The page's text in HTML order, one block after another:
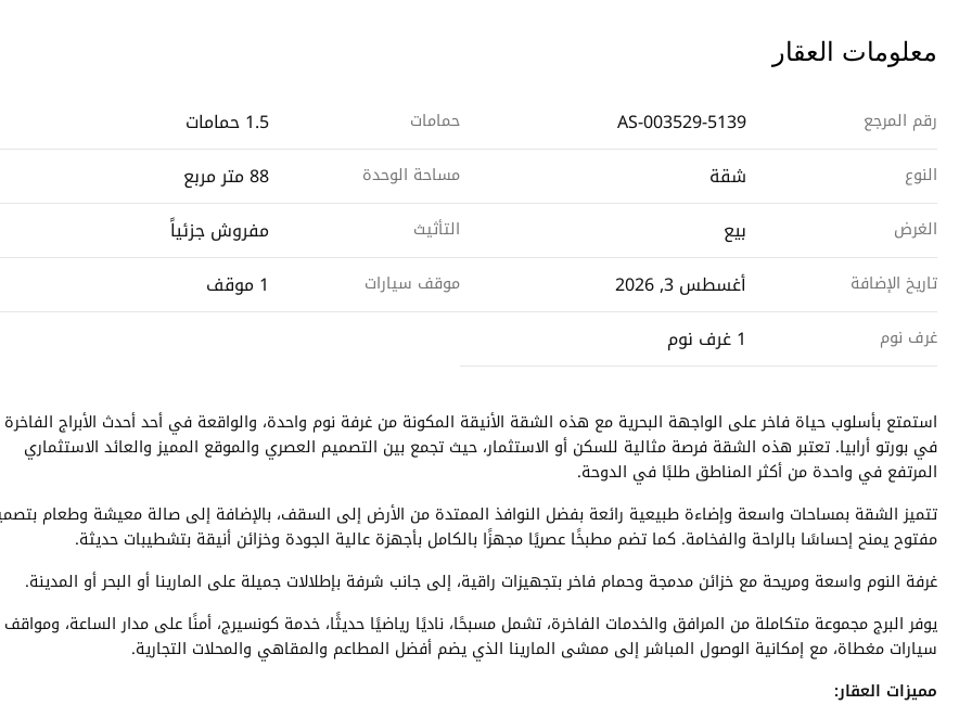
معلومات العقار
رقم المرجع AS-003529-5139
النوع شقة
الغرض بيع
تاريخ الإضافة أغسطس 3, 2026
غرف نوم 1 غرف نوم
حمامات 1.5 حمامات
مساحة الوحدة 88 متر مربع
التأثيث مفروش جزئياً
موقف سيارات 1 موقف
استمتع بأسلوب حياة فاخر على الواجهة البحرية مع هذه الشقة الأنيقة المكونة من غرفة نوم واحدة، والواقعة في أحد أحدث الأبراج الفاخرة
في بورتو أرابيا. تعتبر هذه الشقة فرصة مثالية للسكن أو الاستثمار، حيث تجمع بين التصميم العصري والموقع المميز والعائد الاستثماري
المرتفع في واحدة من أكثر المناطق طلبًا في الدوحة.
تتميز الشقة بمساحات واسعة وإضاءة طبيعية رائعة بفضل النوافذ الممتدة من الأرض إلى السقف، بالإضافة إلى صالة معيشة وطعام
مفتوح يمنح إحساسًا بالراحة والفخامة. كما تضم مطبخًا عصريًا مجهزًا بالكامل بأجهزة عالية الجودة وخزائن أنيقة بتشطيبات حديثة.
غرفة النوم واسعة ومريحة مع خزائن مدمجة وحمام فاخر بتجهيزات راقية، إلى جانب شرفة بإطلالات جميلة على المارينا أو البحر أو المدينة.
يوفر البرج مجموعة متكاملة من المرافق والخدمات الفاخرة، تشمل مسبحًا، ناديًا رياضيًا حديثًا، خدمة كونسيرج، أمنًا على مدار الساعة، ومواقف
سيارات مغطاة، مع إمكانية الوصول المباشر إلى ممشى المارينا الذي يضم أفضل المطاعم والمقاهي والمحلات التجارية.
مميزات العقار: